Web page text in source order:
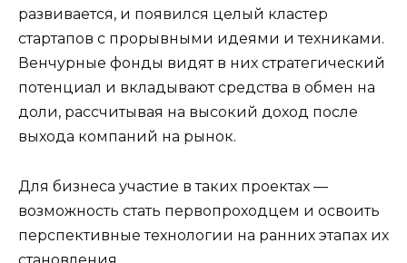
развивается, и появился целый кластер
стартапов с прорывными идеями и техниками.
Венчурные фонды видят в них стратегический
потенциал и вкладывают средства в обмен на
доли, рассчитывая на высокий доход после
выхода компаний на рынок.
Для бизнеса участие в таких проектах —
возможность стать первопроходцем и освоить
перспективные технологии на ранних этапах их
становления.